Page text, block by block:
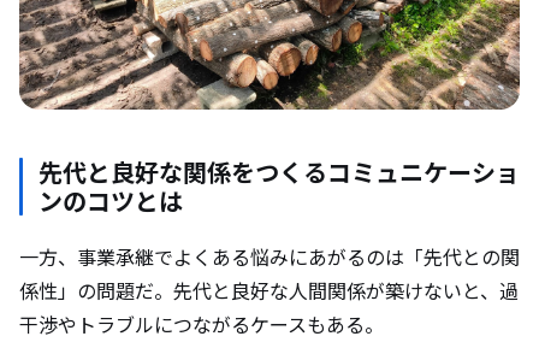
先代と良好な関係をつくるコミュニケーショ
ンのコツとは
一方、事業承継でよくある悩みにあがるのは「先代との関
係性」の問題だ。先代と良好な人間関係が築けないと、過
干渉やトラブルにつながるケースもある。